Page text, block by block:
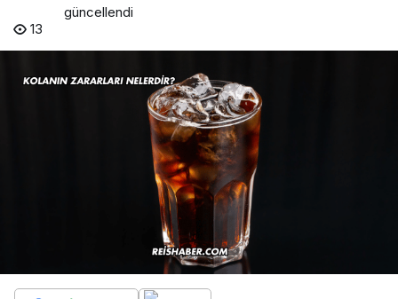
güncellendi
13